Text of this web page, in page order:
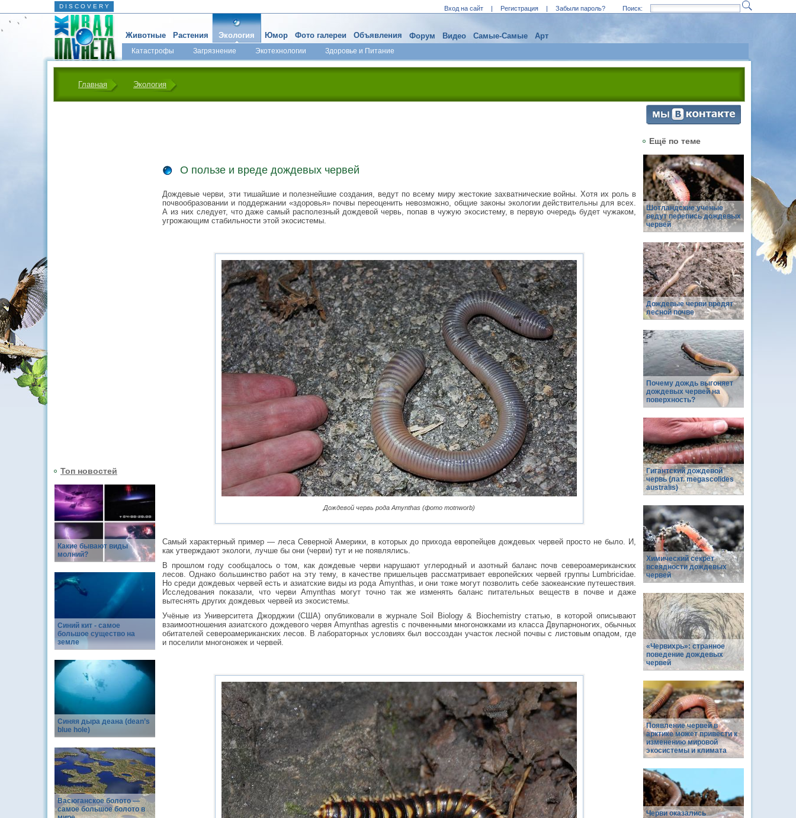
D I S C O V E R Y Вход на сайт | Регистрация | Забыли пароль? Поиск:
Животные Растения Экология
Катастрофы Загрязнение Экотехнологии Здоровье и Питание
Юмор Фото галереи Объявления Форум Видео Самые-Самые Арт
Главная Экология
Топ новостей
Какие бывают виды
молний?
Синий кит - самое
большое существо на
земле
Синяя дыра деана (dean’s
blue hole)
Васюганское болото —
самое большое болото в
О пользе и вреде дождевых червей
Дождевые черви, эти тишайшие и полезнейшие создания, ведут по всему миру жестокие захватнические войны. Хотя их роль в
почвообразовании и поддержании «здоровья» почвы переоценить невозможно, общие законы экологии действительны для всех.
А из них следует, что даже самый располезный дождевой червь, попав в чужую экосистему, в первую очередь будет чужаком,
угрожающим стабильности этой экосистемы.
Дождевой червь рода Amynthas (фото motnworb)
Самый характерный пример — леса Северной Америки, в которых до прихода европейцев дождевых червей просто не было. И,
как утверждают экологи, лучше бы они (черви) тут и не появлялись.
В прошлом году сообщалось о том, как дождевые черви нарушают углеродный и азотный баланс почв североамериканских
лесов. Однако большинство работ на эту тему, в качестве пришельцев рассматривает европейских червей группы Lumbricidae.
Но среди дождевых червей есть и азиатские виды из рода Amynthas, и они тоже могут позволить себе заокеанские путешествия.
Исследования показали, что черви Amynthas могут точно так же изменять баланс питательных веществ в почве и даже
вытеснять других дождевых червей из экосистемы.
Учёные из Университета Джорджии (США) опубликовали в журнале Soil Biology & Biochemistry статью, в которой описывают
взаимоотношения азиатского дождевого червя Amynthas agrestis с почвенными многоножками из класса Двупарноногих, обычных
обитателей североамериканских лесов. В лабораторных условиях был воссоздан участок лесной почвы с листовым опадом, где
и поселили многоножек и червей.
Ещё по теме
Шотландские ученые
ведут перепись дождевых
червей
Дождевые черви вредят
лесной почве
Почему дождь выгоняет
дождевых червей на
поверхность?
Гигантский дождевой
червь (лат. megascolides
australis)
Химический секрет
всеядности дождевых
червей
«Червихрь»: странное
поведение дождевых
червей
Появление червей в
арктике может привести к
изменению мировой
экосистемы и климата
Черви оказались